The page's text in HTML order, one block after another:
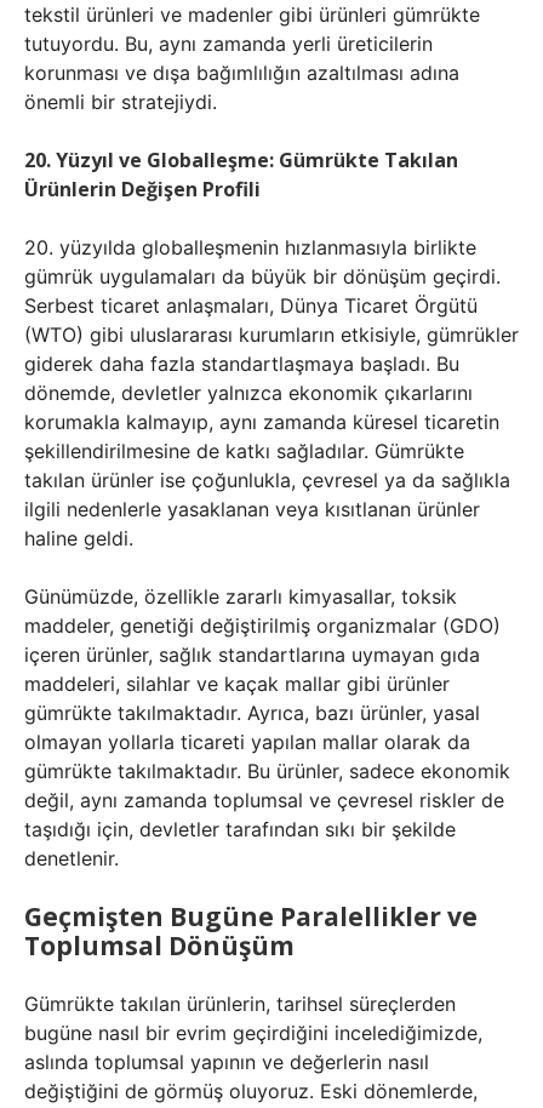
tekstil ürünleri ve madenler gibi ürünleri gümrükte
tutuyordu. Bu, aynı zamanda yerli üreticilerin
korunması ve dışa bağımlılığın azaltılması adına
önemli bir stratejiydi.
20. Yüzyıl ve Globalleşme: Gümrükte Takılan
Ürünlerin Değişen Profili
20. yüzyılda globalleşmenin hızlanmasıyla birlikte
gümrük uygulamaları da büyük bir dönüşüm geçirdi.
Serbest ticaret anlaşmaları, Dünya Ticaret Örgütü
(WTO) gibi uluslararası kurumların etkisiyle, gümrükler
giderek daha fazla standartlaşmaya başladı. Bu
dönemde, devletler yalnızca ekonomik çıkarlarını
korumakla kalmayıp, aynı zamanda küresel ticaretin
şekillendirilmesine de katkı sağladılar. Gümrükte
takılan ürünler ise çoğunlukla, çevresel ya da sağlıkla
ilgili nedenlerle yasaklanan veya kısıtlanan ürünler
haline geldi.
Günümüzde, özellikle zararlı kimyasallar, toksik
maddeler, genetiği değiştirilmiş organizmalar (GDO)
içeren ürünler, sağlık standartlarına uymayan gıda
maddeleri, silahlar ve kaçak mallar gibi ürünler
gümrükte takılmaktadır. Ayrıca, bazı ürünler, yasal
olmayan yollarla ticareti yapılan mallar olarak da
gümrükte takılmaktadır. Bu ürünler, sadece ekonomik
değil, aynı zamanda toplumsal ve çevresel riskler de
taşıdığı için, devletler tarafından sıkı bir şekilde
denetlenir.
Geçmişten Bugüne Paralellikler ve
Toplumsal Dönüşüm
Gümrükte takılan ürünlerin, tarihsel süreçlerden
bugüne nasıl bir evrim geçirdiğini incelediğimizde,
aslında toplumsal yapının ve değerlerin nasıl
değiştiğini de görmüş oluyoruz. Eski dönemlerde,